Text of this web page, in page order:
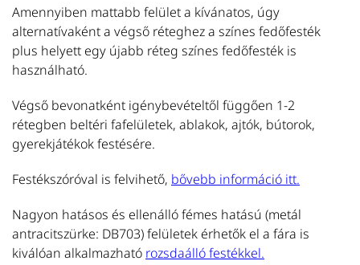
Amennyiben mattabb felület a kívánatos, úgy
alternatívaként a végső réteghez a színes fedőfesték
plus helyett egy újabb réteg színes fedőfesték is
használható.
Végső bevonatként igénybevételtől függően 1-2
rétegben beltéri fafelületek, ablakok, ajtók, bútorok,
gyerekjátékok festésére.
Festékszóróval is felvihető, bővebb információ itt.
Nagyon hatásos és ellenálló fémes hatású (metál
antracitszürke: DB703) felületek érhetők el a fára is
kiválóan alkalmazható rozsdaálló festékkel.